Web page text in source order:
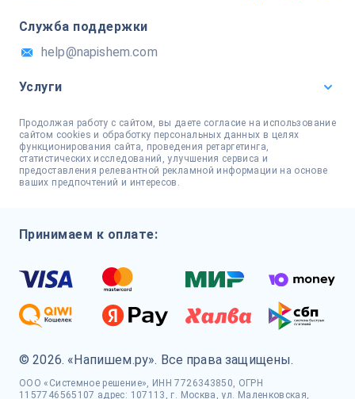
Служба поддержки
help@napishem.com
Услуги
Продолжая работу с сайтом, вы даете согласие на использование
сайтом cookies и обработку персональных данных в целях
функционирования сайта, проведения ретаргетинга,
статистических исследований, улучшения сервиса и
предоставления релевантной рекламной информации на основе
ваших предпочтений и интересов.
Принимаем к оплате:
© 2026. «Напишем.ру». Все права защищены.
ООО «Системное решение», ИНН 7726343850, ОГРН
1157746565107 адрес: 107113, г. Москва, ул. Маленковская,